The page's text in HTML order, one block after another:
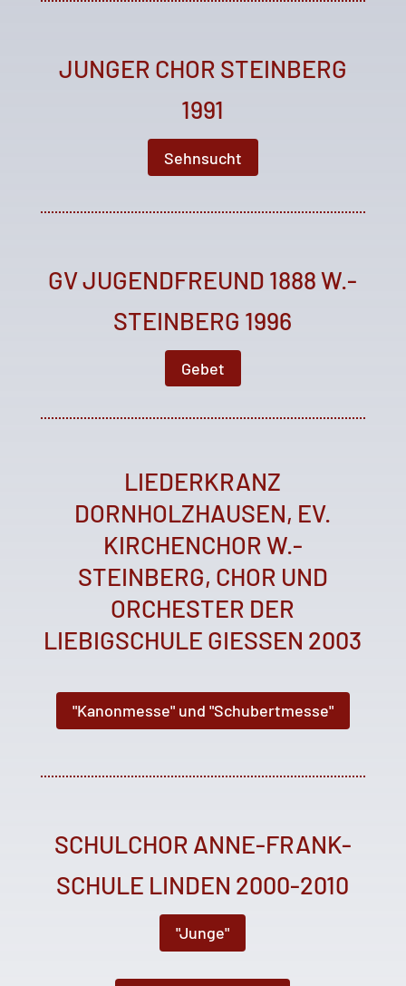
JUNGER CHOR STEINBERG
1991
Sehnsucht
GV JUGENDFREUND 1888 W.-
STEINBERG 1996
Gebet
LIEDERKRANZ
DORNHOLZHAUSEN, EV.
KIRCHENCHOR W.-
STEINBERG, CHOR UND
ORCHESTER DER
LIEBIGSCHULE GIESSEN 2003
"Kanonmesse" und "Schubertmesse"
SCHULCHOR ANNE-FRANK-
SCHULE LINDEN 2000-2010
"Junge"